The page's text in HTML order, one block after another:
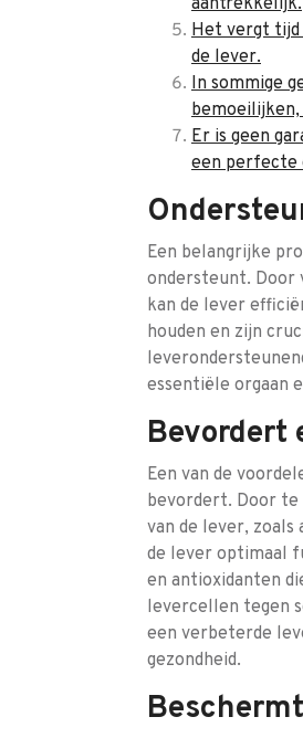
aantrekkelijk.
Het vergt tijd
de lever.
In sommige
bemoeilijken,
Er is geen
een perfecte
Een belangrijke
ondersteunt. Door
kan de lever
houden en zijn
essentiële orgaan
Bevordert
Een van de
bevordert. Door te
van de lever,
de lever optimaal
en antioxidanten
levercellen tegen
een verbeterde
gezondheid.